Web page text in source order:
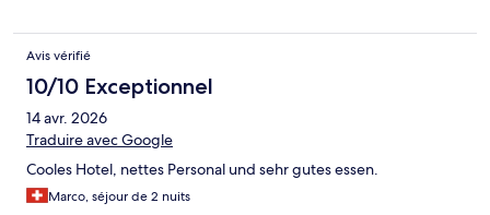
Avis vérifié
10/10 Exceptionnel
14 avr. 2026
Traduire avec Google
Cooles Hotel, nettes Personal und sehr gutes essen.
Marco, séjour de 2 nuits